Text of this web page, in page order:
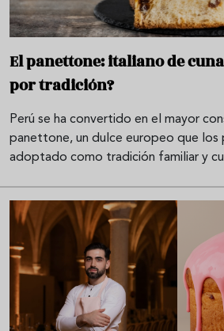
El panettone: italiano de
por tradición?
Perú se ha convertido en el mayor
panettone, un dulce europeo que los
adoptado como tradición familiar y